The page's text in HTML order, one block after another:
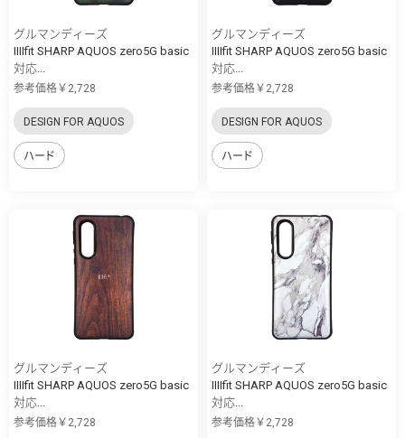
グルマンディーズ
IIIIfit SHARP AQUOS zero5G basic
対応...
参考価格￥2,728
DESIGN FOR AQUOS
ハード
グルマンディーズ
IIIIfit SHARP AQUOS zero5G basic
対応...
参考価格￥2,728
DESIGN FOR AQUOS
ハード
グルマンディーズ
IIIIfit SHARP AQUOS zero5G basic
対応...
参考価格￥2,728
グルマンディーズ
IIIIfit SHARP AQUOS zero5G basic
対応...
参考価格￥2,728